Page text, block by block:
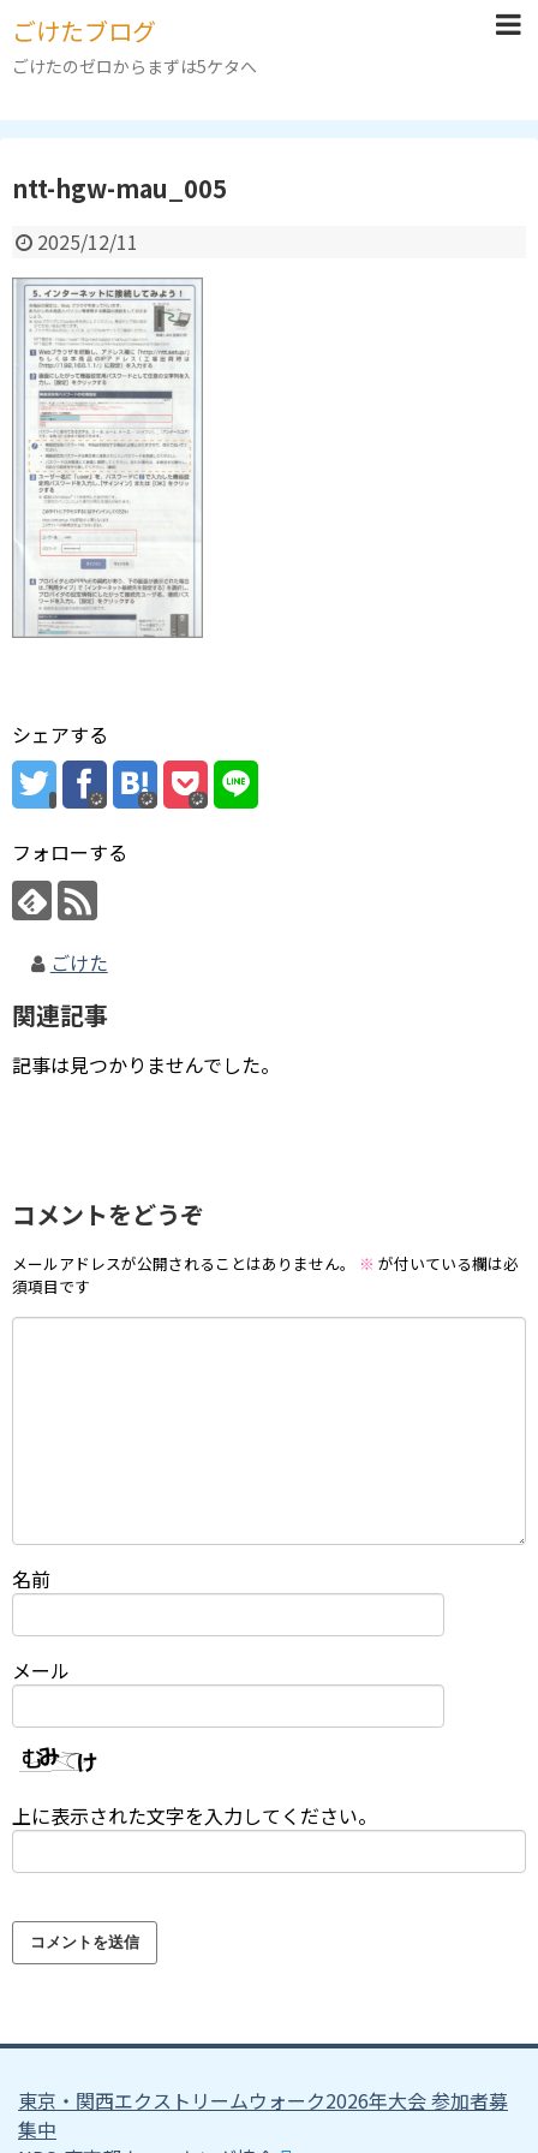
ごけたブログ
ごけたのゼロからまずは5ケタへ
ntt-hgw-mau_005
2025/12/11
シェアする
フォローする
ごけた
関連記事
記事は見つかりませんでした。
コメントをどうぞ
メールアドレスが公開されることはありません。 ※ が付いている欄は必
須項目です
名前
メール
上に表示された文字を入力してください。
東京・関西エクストリームウォーク2026年大会 参加者募
集中